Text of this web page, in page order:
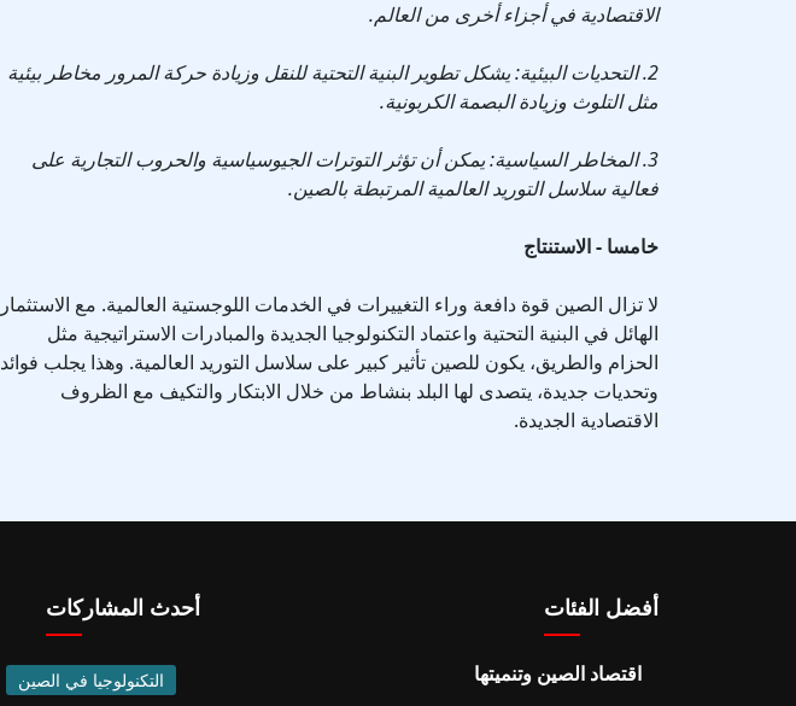
الاقتصادية في أجزاء أخرى من العالم.
2. التحديات البيئية: يشكل تطوير البنية التحتية للنقل وزيادة حركة المرور مخاطر بيئية
مثل التلوث وزيادة البصمة الكربونية.
3. المخاطر السياسية: يمكن أن تؤثر التوترات الجيوسياسية والحروب التجارية على
فعالية سلاسل التوريد العالمية المرتبطة بالصين.
خامسا - الاستنتاج
لا تزال الصين قوة دافعة وراء التغييرات في الخدمات اللوجستية العالمية. مع الاستثمار
الهائل في البنية التحتية واعتماد التكنولوجيا الجديدة والمبادرات الاستراتيجية مثل
الحزام والطريق، يكون للصين تأثير كبير على سلاسل التوريد العالمية. وهذا يجلب فوائد
وتحديات جديدة، يتصدى لها البلد بنشاط من خلال الابتكار والتكيف مع الظروف
الاقتصادية الجديدة.
أحدث المشاركات
التكنولوجيا في الصين
أفضل الفئات
اقتصاد الصين وتنميتها